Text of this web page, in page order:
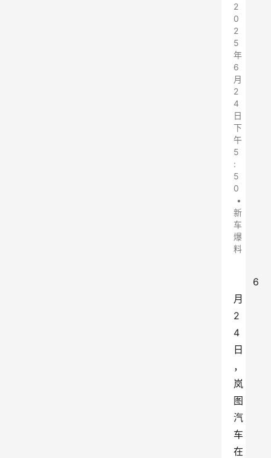
2
0
2
5
年
6
月
2
4
日
下
午
5
:
5
0
•
新
车
爆
料
6
月
2
4
日
，
岚
图
汽
车
在